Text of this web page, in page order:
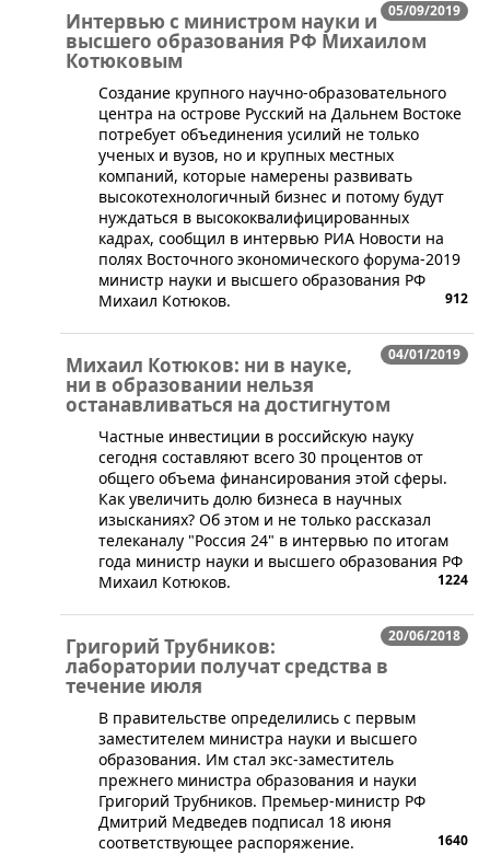
05/09/2019
Интервью с министром науки и
высшего образования РФ Михаилом
Котюковым
​Создание крупного научно-образовательного
центра на острове Русский на Дальнем Востоке
потребует объединения усилий не только
ученых и вузов, но и крупных местных
компаний, которые намерены развивать
высокотехнологичный бизнес и потому будут
нуждаться в высококвалифицированных
кадрах, сообщил в интервью РИА Новости на
полях Восточного экономического форума-2019
министр науки и высшего образования РФ
Михаил Котюков.
912
04/01/2019
Михаил Котюков: ни в науке,
ни в образовании нельзя
останавливаться на достигнутом
Частные инвестиции в российскую науку
сегодня составляют всего 30 процентов от
общего объема финансирования этой сферы.
Как увеличить долю бизнеса в научных
изысканиях? Об этом и не только рассказал
телеканалу "Россия 24" в интервью по итогам
года министр науки и высшего образования РФ
Михаил Котюков.
1224
20/06/2018
Григорий Трубников:
лаборатории получат средства в
течение июля
В правительстве определились с первым
заместителем министра науки и высшего
образования. Им стал экс-заместитель
прежнего министра образования и науки
Григорий Трубников. Премьер-министр РФ
Дмитрий Медведев подписал 18 июня
соответствующее распоряжение.
1640